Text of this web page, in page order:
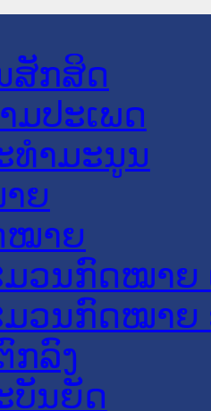
ສັກສິດ
ມປະເພດ
ທໍາມະນູນ
ຍ
ໝາຍ
ວນກົດໝາຍ
ວນກົດໝາຍ
ກລົງ
ບັນຍັດ